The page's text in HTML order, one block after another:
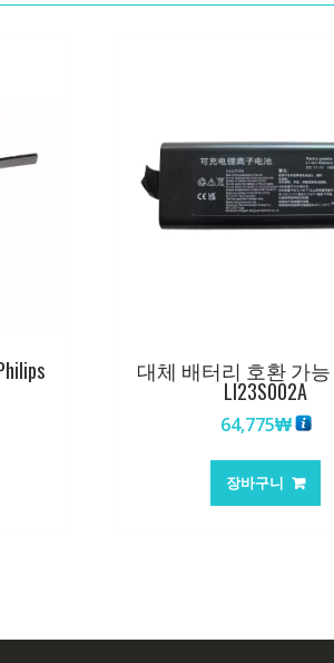
대체 배터리 호환 가능
LI23S002A
64,775₩
장바구니